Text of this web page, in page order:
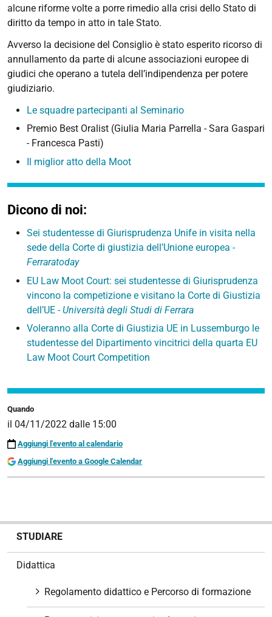
Stato
diritto
2022-
11-
04T15:00:00+01:00
2022-
11-
04T23:59:59+01:00
a.a.
Quando
il 04/11/2022 dalle 15:00
Aggiungi l'evento al calendario
Aggiungi l'evento a Google Calendar
alcune riforme volte a porre rimedio alla crisi dello Stato di
diritto da tempo in atto in tale Stato.
Avverso la decisione del Consiglio è stato esperito ricorso di
annullamento da parte di alcune associazioni europee di
giudici che operano a tutela dell’indipendenza per potere
giudiziario.
Le squadre partecipanti al Seminario
Premio Best Oralist (Giulia Maria Parrella - Sara Gaspari
- Francesca Pasti)
Il miglior atto della Moot
Dicono di noi:
Sei studentesse di Giurisprudenza Unife in visita nella
sede della Corte di giustizia dell’Unione europea -
Ferraratoday
EU Law Moot Court: sei studentesse di Giurisprudenza
vincono la competizione e visitano la Corte di Giustizia
dell’UE -Università degli Studi di Ferrara
Voleranno alla Corte di Giustizia UE in Lussemburgo le
studentesse del Dipartimento vincitrici della quarta EU
Law Moot Court Competition
STUDIARE
Didattica
Regolamento didattico e Percorso di formazione